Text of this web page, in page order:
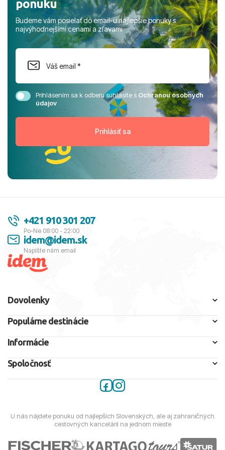
ponuku
Budeme vám posielať do email-u najlepšie ponuky s
najvýhodnejšími cenami a zľavami
Prihlásením sa k odberu súhlasíte sOchranou osobných
údajov
+421 910 301 207
Po-Ne 08:00 - 22:00
idem@idem.sk
Napíšte nám email
Dovolenky
Populárne destinácie
Informácie
Spoločnosť
U nás nájdete ponuku od najlepších Slovenských, ale aj zahraničných
cestovných kancelárií na jednom mieste